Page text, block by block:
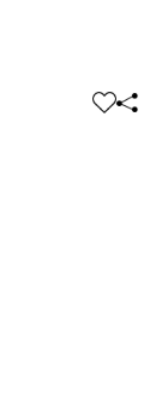
찜 공